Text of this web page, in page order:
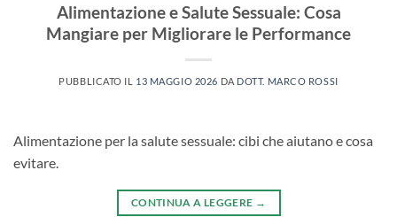
Alimentazione e Salute Sessuale: Cosa
Mangiare per Migliorare le Performance
PUBBLICATO IL 13 MAGGIO 2026 DA DOTT. MARCO ROSSI
Alimentazione per la salute sessuale: cibi che aiutano e cosa
evitare.
CONTINUA A LEGGERE →